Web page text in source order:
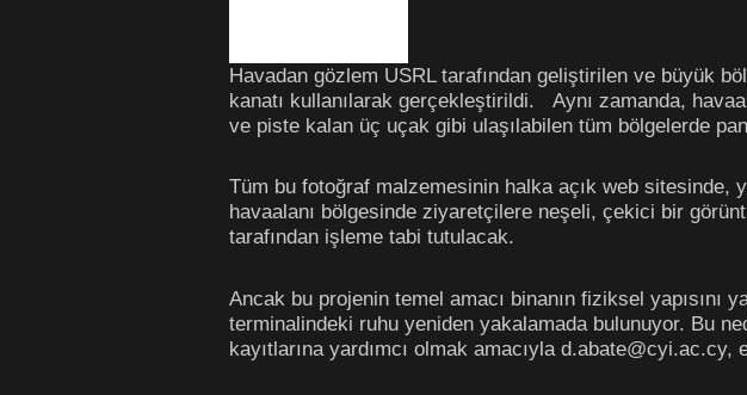
Havadan gözlem USRL tarafından geliştirilen ve büyük
kanatı kullanılarak gerçekleştirildi. Aynı zamanda,
ve piste kalan üç uçak gibi ulaşılabilen tüm bölgelerde
Tüm bu fotoğraf malzemesinin halka açık web sitesinde,
havaalanı bölgesinde ziyaretçilere neşeli, çekici bir
tarafından işleme tabi tutulacak.
Ancak bu projenin temel amacı binanın fiziksel yapısını
terminalindeki ruhu yeniden yakalamada bulunuyor. Bu
kayıtlarına yardımcı olmak amacıyla d.abate@cyi.ac.cy,